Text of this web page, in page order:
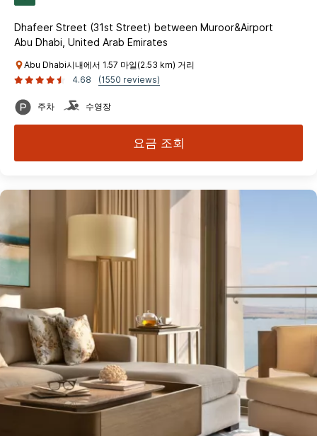
Dhafeer Street (31st Street) between Muroor&Airport
Abu Dhabi, United Arab Emirates
Abu Dhabi시내에서 1.57 마일(2.53 km) 거리
4.68
(1550 reviews)
주차 수영장
요금 조회